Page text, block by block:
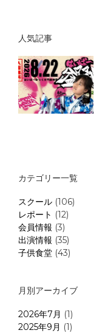
人気記事
カテゴリー一覧
スクール (106)
レポート (12)
会員情報 (3)
出演情報 (35)
子供食堂 (43)
月別アーカイブ
2026年7月 (1)
2025年9月 (1)